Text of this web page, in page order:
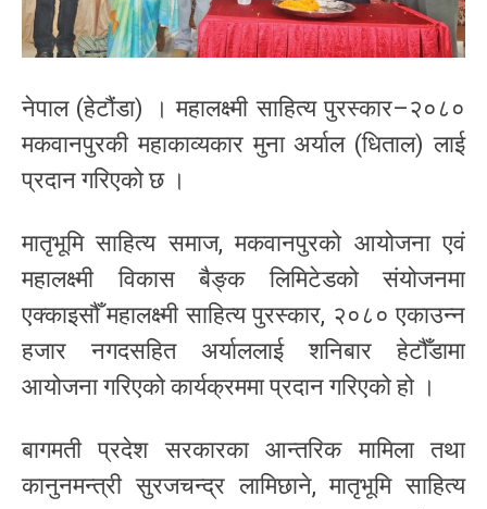
नेपाल (हेटौंडा) । महालक्ष्मी साहित्य पुरस्कार–२०८०
मकवानपुरकी महाकाव्यकार मुना अर्याल (धिताल) लाई
प्रदान गरिएको छ ।
मातृभूमि साहित्य समाज, मकवानपुरको आयोजना एवं
महालक्ष्मी विकास बैङ्क लिमिटेडको संयोजनमा
एक्काइसौँ महालक्ष्मी साहित्य पुरस्कार, २०८० एकाउन्न
हजार नगदसहित अर्याललाई शनिबार हेटौँडामा
आयोजना गरिएको कार्यक्रममा प्रदान गरिएको हो ।
बागमती प्रदेश सरकारका आन्तरिक मामिला तथा
कानुनमन्त्री सुरजचन्द्र लामिछाने, मातृभूमि साहित्य